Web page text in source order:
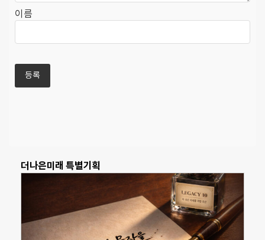
이름
더나은미래 특별기획